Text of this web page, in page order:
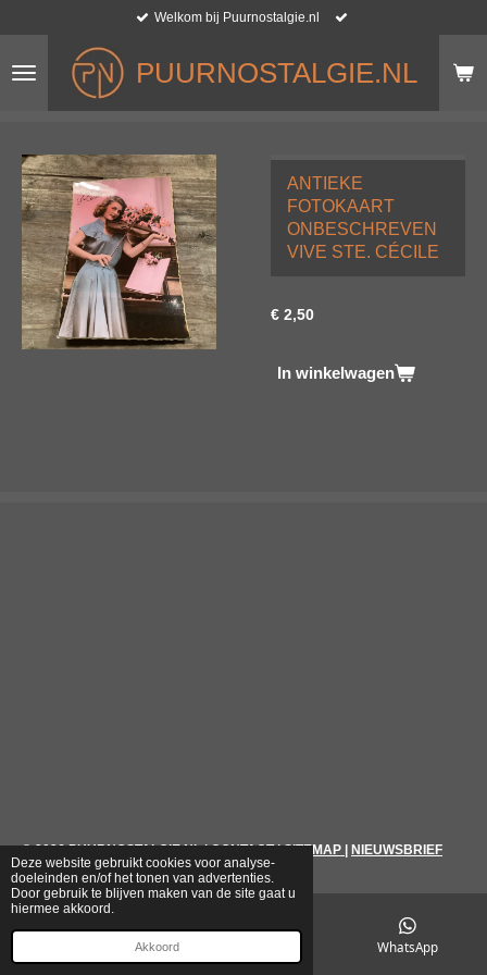
Deze website gebruikt cookies voor analyse-
doeleinden en/of het tonen van advertenties.
Door gebruik te blijven maken van de site gaat u
hiermee akkoord.
Akkoord
naar
hoofdinhoud
PUURNOSTALGIE.NL
Welkom bij Puurnostalgie.nl
ANTIEKE
FOTOKAART
ONBESCHREVEN
VIVE STE. CÉCILE
€ 2,50
In winkelwagen
© 2026 PUURNOSTALGIE.NL|CONTACT|SITEMAP NIEUWSBRIEF
WhatsApp